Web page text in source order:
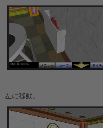
左に移動。